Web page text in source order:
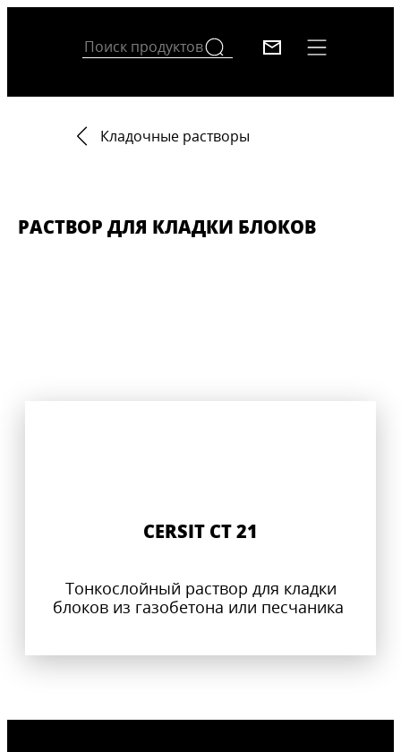
Кладочные растворы
РАСТВОР ДЛЯ КЛАДКИ БЛОКОВ
СERSIT CT 21
Тонкослойный раствор для кладки
блоков из газобетона или песчаника